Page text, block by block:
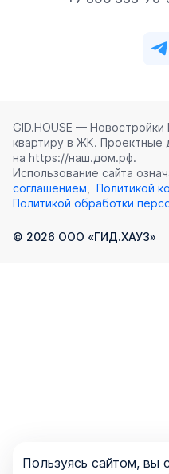
GID.HOUSE — Новостройки
квартиру в ЖК. Проектные
на https://наш.дом.рф.
Использование сайта
соглашением
Политикой
Политикой обработки
© 2026 ООО «ГИД.ХАУЗ»
Пользуясь сайтом, вы